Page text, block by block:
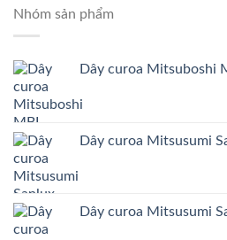
Nhóm sản phẩm
Dây curoa Mitsuboshi
Dây curoa Mitsusumi
Dây curoa Mitsusumi